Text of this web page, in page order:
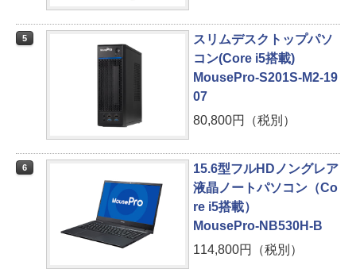
5
スリムデスクトップパソ
コン(Core i5搭載)
MousePro-S201S-M2-19
07
80,800円（税別）
6
15.6型フルHDノングレア
液晶ノートパソコン（Co
re i5搭載）
MousePro-NB530H-B
114,800円（税別）